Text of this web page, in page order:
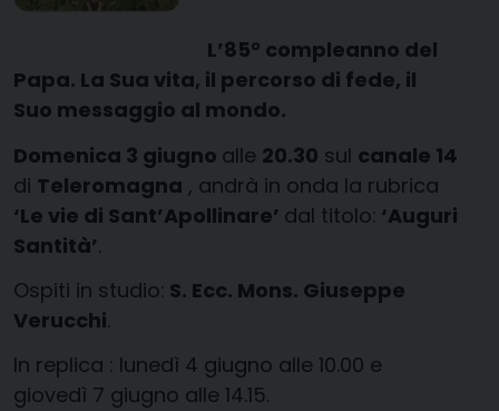
L’85° compleanno del
Papa. La Sua vita, il percorso di fede, il
Suo messaggio al mondo.
Domenica 3 giugno alle 20.30 sul canale 14
di Teleromagna , andrà in onda la rubrica
‘Le vie di Sant’Apollinare’ dal titolo: ‘Auguri
Santità’.
Ospiti in studio: S. Ecc. Mons. Giuseppe
Verucchi.
In replica : lunedì 4 giugno alle 10.00 e
giovedì 7 giugno alle 14.15.